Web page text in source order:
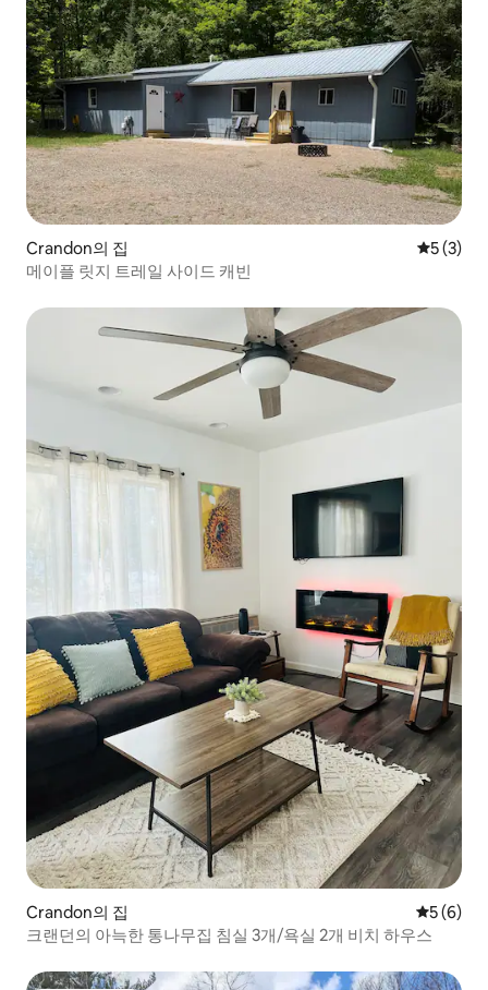
Crandon의 집 평점 5점
5 (3)
메이플 릿지 트레일 사이드 캐빈
Crandon의 집 평점 5점
5 (6)
크랜던의 아늑한 통나무집 침실 3개/욕실 2개 비치 하우스